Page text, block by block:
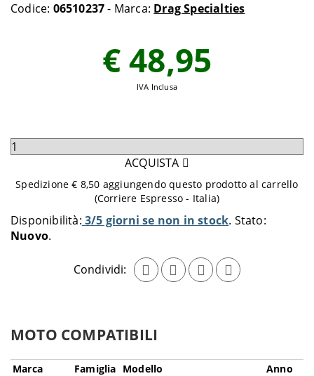
Codice: 06510237- Marca: Drag Specialties
Disponibilità: 3/5 giorni se non in stock Stato:
Nuovo
Condividi:
€ 48,95
IVA Inclusa
Seleziona
aggiungere
carrello
ACQUISTA
Spedizione € 8,50 aggiungendo questo prodotto al carrello
(Corriere Espresso - Italia)
MOTO COMPATIBILI
Marca Famiglia Modello
Anno